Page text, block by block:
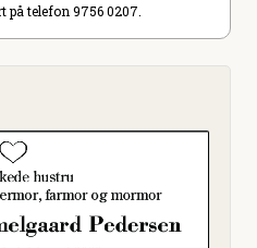
telefon 9756 0207.